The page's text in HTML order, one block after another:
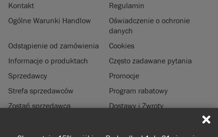
Kontakt
Regulamin
Ogólne Warunki Handlow
Oświadczenie o ochronie
danych
Odstąpienie od zamówienia
Cookies
Informacje o produktach
Często zadawane pytania
Sprzedawcy
Promocje
Strefa sprzedawców
Program rabatowy
Zostań sprzedawcą
Dostawy i Zwroty